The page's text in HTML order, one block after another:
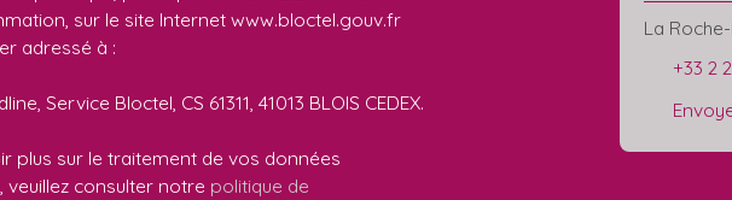
sur le site Internet www.bloctel.gouv.fr
adressé à :
Service Bloctel, CS 61311, 41013 BLOIS CEDEX.
plus sur le traitement de vos données
veuillez consulter notre politique de
La
+33 2